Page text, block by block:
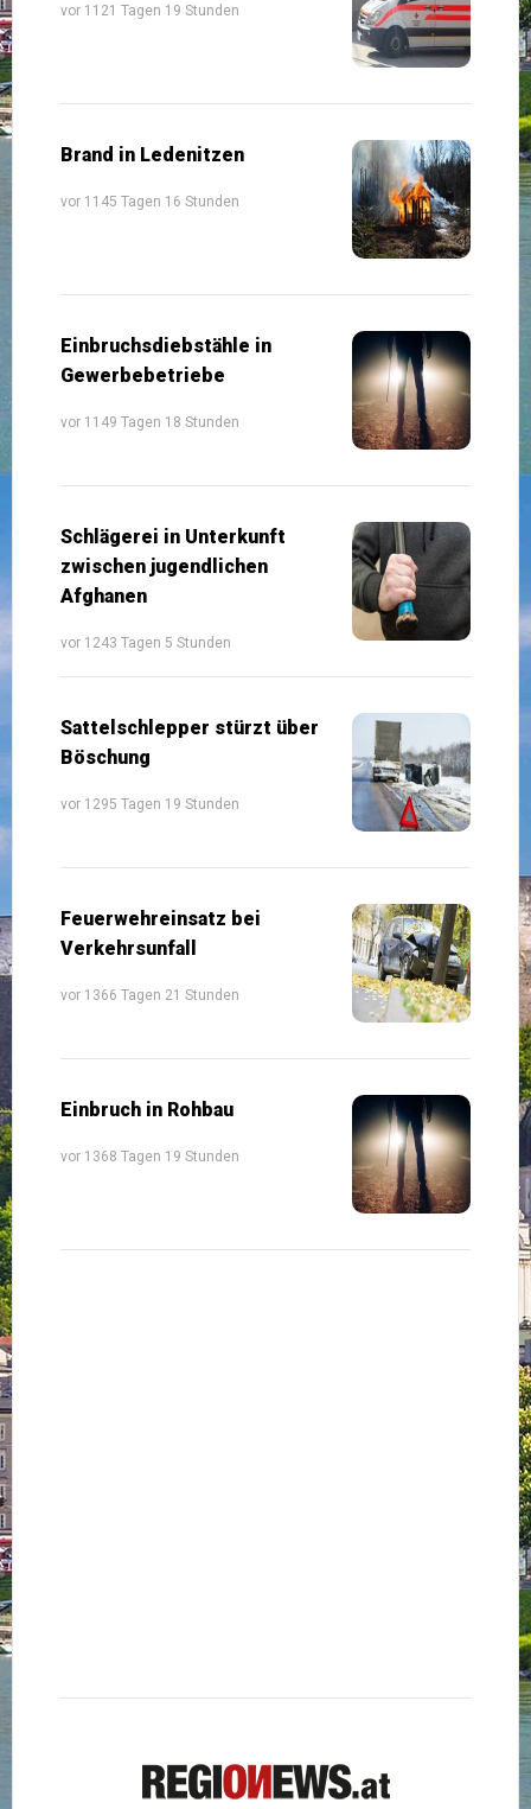
vor 1121 Tagen 19 Stunden
Brand in Ledenitzen
vor 1145 Tagen 16 Stunden
Einbruchsdiebstähle in
Gewerbebetriebe
vor 1149 Tagen 18 Stunden
Schlägerei in Unterkunft
zwischen jugendlichen
Afghanen
vor 1243 Tagen 5 Stunden
Sattelschlepper stürzt über
Böschung
vor 1295 Tagen 19 Stunden
Feuerwehreinsatz bei
Verkehrsunfall
vor 1366 Tagen 21 Stunden
Einbruch in Rohbau
vor 1368 Tagen 19 Stunden